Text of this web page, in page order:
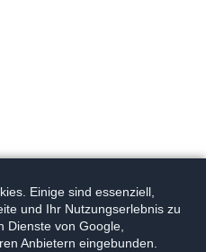
Einige sind essenziell,
und Ihr Nutzungserlebnis zu
Dienste von Google,
Anbietern eingebunden.